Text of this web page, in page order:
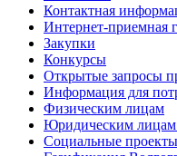
Контактная
Интернет-приемная
Закупки
Конкурсы
Открытые запросы
Информация для
Физическим лицам
Юридическим
Социальные проекты